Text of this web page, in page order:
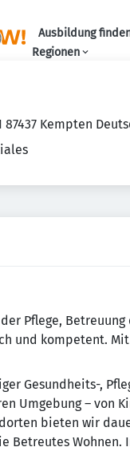
Ausbildung
Regionen
87437 Kempten
Pflege, Betreuung
und kompetent.
Gesundheits-,
Umgebung – von
bieten wir
Betreutes Wohnen.